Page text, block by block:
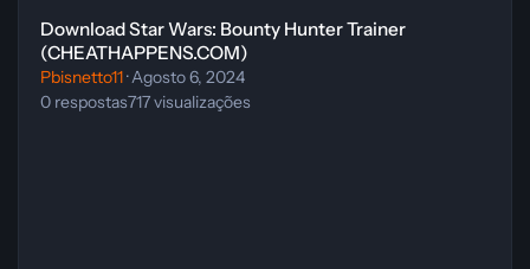
Download Star Wars: Bounty Hunter Trainer
(CHEATHAPPENS.COM)
Pbisnetto11·Agosto 6, 2024
0 respostas717visualizações